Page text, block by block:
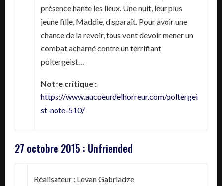
présence hante les lieux. Une nuit, leur plus
jeune fille, Maddie, disparaît. Pour avoir une
chance de la revoir, tous vont devoir mener un
combat acharné contre un terrifiant
poltergeist…
Notre critique :
https://www.aucoeurdelhorreur.com/poltergei
st-note-510/
27 octobre 2015 : Unfriended
Réalisateur : Levan Gabriadze